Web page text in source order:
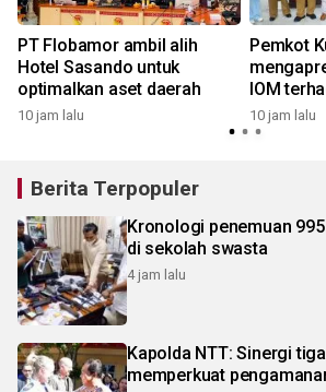
PT Flobamor ambil alih
Hotel Sasando untuk
optimalkan aset daerah
10 jam lalu
Pemkot
IOM
Satgas
10 jam lalu
Berita Terpopuler
Kronologi penemuan
di sekolah swasta
4 jam lalu
Kapolda NTT: Sinergi
memperkuat